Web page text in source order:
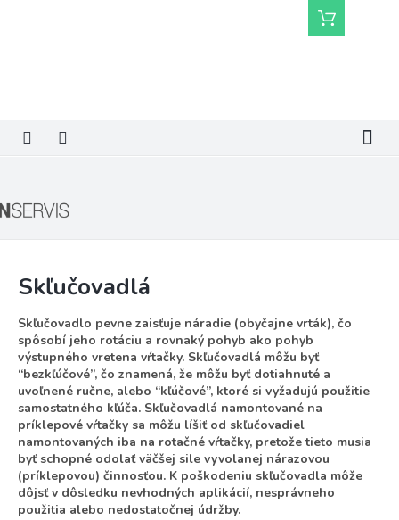
Nákupný
košík
Skľučovadlá
Skľučovadlo pevne zaisťuje náradie (obyčajne vrták), čo
spôsobí jeho rotáciu a rovnaký pohyb ako pohyb
výstupného vretena vŕtačky. Skľučovadlá môžu byť
“bezkľúčové”, čo znamená, že môžu byť dotiahnuté a
uvoľnené ručne, alebo “kľúčové”, ktoré si vyžadujú použitie
samostatného kľúča. Skľučovadlá namontované na
príklepové vŕtačky sa môžu líšiť od skľučovadiel
namontovaných iba na rotačné vŕtačky, pretože tieto musia
byť schopné odolať väčšej sile vyvolanej nárazovou
(príklepovou) činnosťou. K poškodeniu skľučovadla môže
dôjsť v dôsledku nevhodných aplikácií, nesprávneho
použitia alebo nedostatočnej údržby.